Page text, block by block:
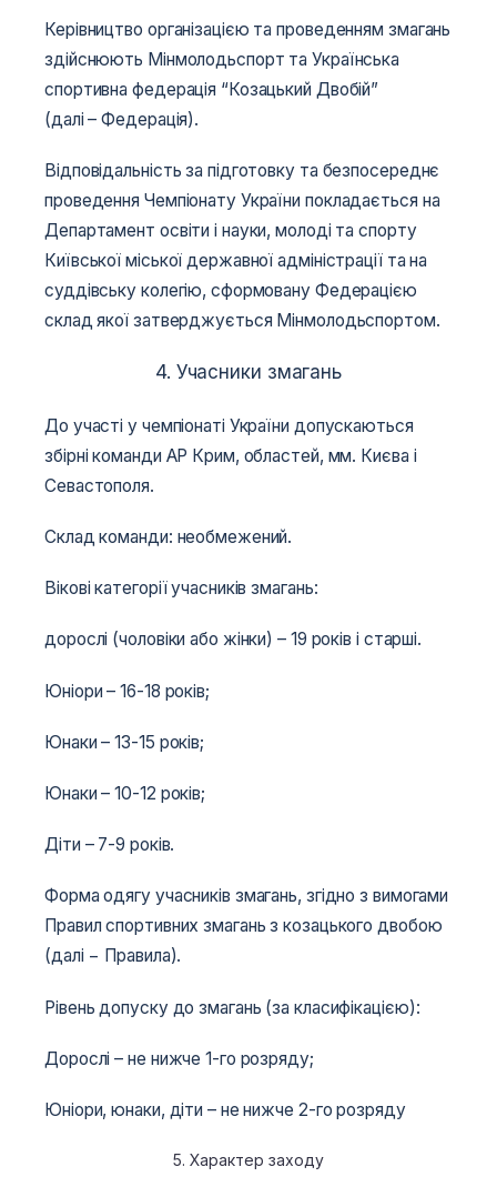
Керівництво організацією та проведенням змагань
здійснюють Мінмолодьспорт та Українська
спортивна федерація “Козацький Двобій”
(далі – Федерація).
Відповідальність за підготовку та безпосереднє
проведення Чемпіонату України покладається на
Департамент освіти і науки, молоді та спорту
Київської міської державної адміністрації та на
суддівську колегію, сформовану Федерацією
склад якої затверджується Мінмолодьспортом.
4. Учасники змагань
До участі у чемпіонаті України допускаються
збірні команди АР Крим, областей, мм. Києва і
Севастополя.
Склад команди: необмежений.
Вікові категорії учасників змагань:
дорослі (чоловіки або жінки) – 19 років і старші.
Юніори – 16-18 років;
Юнаки – 13-15 років;
Юнаки – 10-12 років;
Діти – 7-9 років.
Форма одягу учасників змагань, згідно з вимогами
Правил спортивних змагань з козацького двобою
(далі − Правила).
Рівень допуску до змагань (за класифікацією):
Дорослі – не нижче 1-го розряду;
Юніори, юнаки, діти – не нижче 2-го розряду
5. Характер заходу